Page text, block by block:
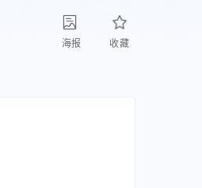
收藏
海报